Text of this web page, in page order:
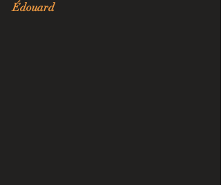
Édouard